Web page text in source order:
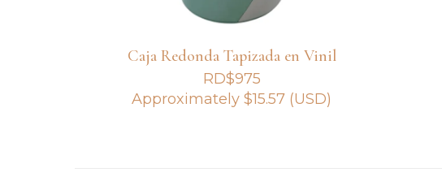
Caja Redonda Tapizada en Vinil
RD$975
Approximately$15.57 (USD)